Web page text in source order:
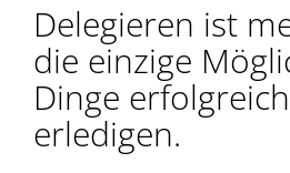
Delegieren ist
die einzige
Dinge
erledigen.